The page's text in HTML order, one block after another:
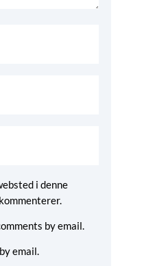
i denne
by email.
email.